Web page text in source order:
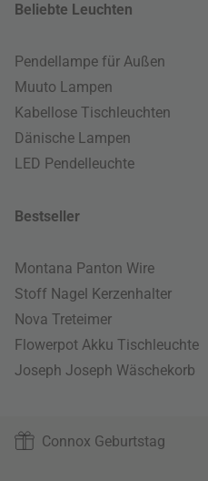
Beliebte Leuchten
Pendellampe für Außen
Muuto Lampen
Kabellose Tischleuchten
Dänische Lampen
LED Pendelleuchte
Bestseller
Montana Panton Wire
Stoff Nagel Kerzenhalter
Nova Treteimer
Flowerpot Akku Tischleuchte
Joseph Joseph Wäschekorb
Connox Geburtstag